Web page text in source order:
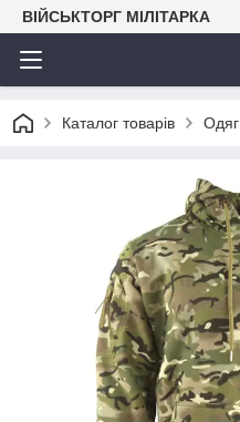
ВІЙСЬКТОРГ МІЛІТАРКА
Каталог товарів Одяг